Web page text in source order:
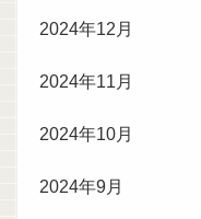
2024年12月
2024年11月
2024年10月
2024年9月